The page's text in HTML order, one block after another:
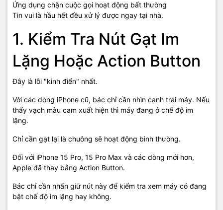
Ứng dụng chặn cuộc gọi hoạt động bất thường
Tin vui là hầu hết đều xử lý được ngay tại nhà.
1. Kiểm Tra Nút Gạt Im
Lặng Hoặc Action Button
Đây là lỗi "kinh điển" nhất.
Với các dòng iPhone cũ, bác chỉ cần nhìn cạnh trái máy. Nếu
thấy vạch màu cam xuất hiện thì máy đang ở chế độ im
lặng.
Chỉ cần gạt lại là chuông sẽ hoạt động bình thường.
Đối với iPhone 15 Pro, 15 Pro Max và các dòng mới hơn,
Apple đã thay bằng Action Button.
Bác chỉ cần nhấn giữ nút này để kiểm tra xem máy có đang
bật chế độ im lặng hay không.